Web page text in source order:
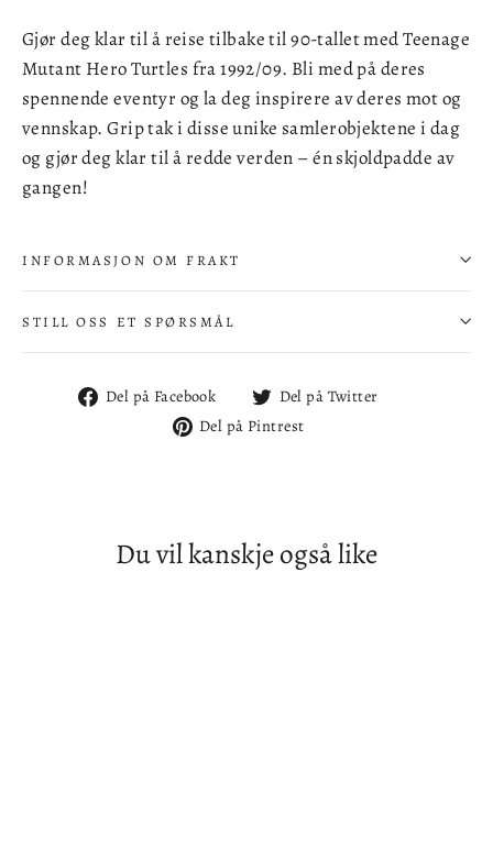
Gjør deg klar til å reise tilbake til 90-tallet med Teenage
Mutant Hero Turtles fra 1992/09. Bli med på deres
spennende eventyr og la deg inspirere av deres mot og
vennskap. Grip tak i disse unike samlerobjektene i dag
og gjør deg klar til å redde verden – én skjoldpadde av
gangen!
INFORMASJON OM FRAKT
STILL OSS ET SPØRSMÅL
Del på Facebook
Del
på
Del på Twitter
Del på Pintrest
Du vil kanskje også like